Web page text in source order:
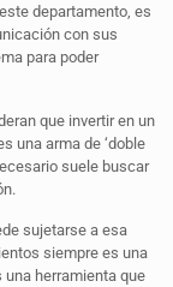
departamento, es
con sus
para poder
que invertir en un
una arma de ‘doble
suele buscar
sujetarse a esa
siempre es una
una herramienta que